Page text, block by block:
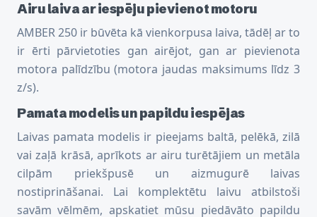
Airu laiva ar iespēju pievienot motoru
AMBER 250 ir būvēta kā vienkorpusa laiva, tādēļ ar to
ir ērti pārvietoties gan airējot, gan ar pievienota
motora palīdzību (motora jaudas maksimums līdz 3
z/s).
Pamata modelis un papildu iespējas
Laivas pamata modelis ir pieejams baltā, pelēkā, zilā
vai zaļā krāsā, aprīkots ar airu turētājiem un metāla
cilpām priekšpusē un aizmugurē laivas
nostiprināšanai. Lai komplektētu laivu atbilstoši
savām vēlmēm, apskatiet mūsu piedāvāto papildu